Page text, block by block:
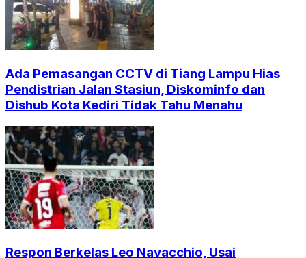
Ada Pemasangan CCTV di Tiang Lampu Hias
Pendistrian Jalan Stasiun, Diskominfo dan
Dishub Kota Kediri Tidak Tahu Menahu
Respon Berkelas Leo Navacchio, Usai